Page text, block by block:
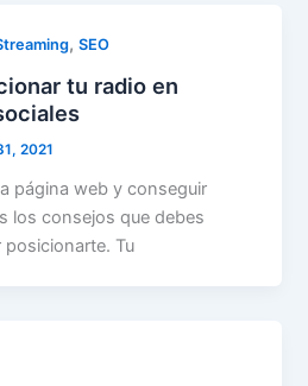
,SEO
tu radio en
2021
página web y conseguir
los consejos que debes
posicionarte. Tu